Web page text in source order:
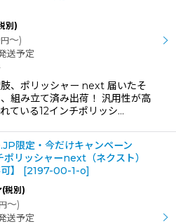
絞り込む
別)
円～)
送予定
、ポリッシャー next 届いたそ
組み立て済み出荷！ 汎用性が高
ている12インチポリッシ…
.JP限定・今だけキャンペーン
ポリッシャーnext（ネクスト）
】
[2197-00-1-o]
(税別)
～)
送予定